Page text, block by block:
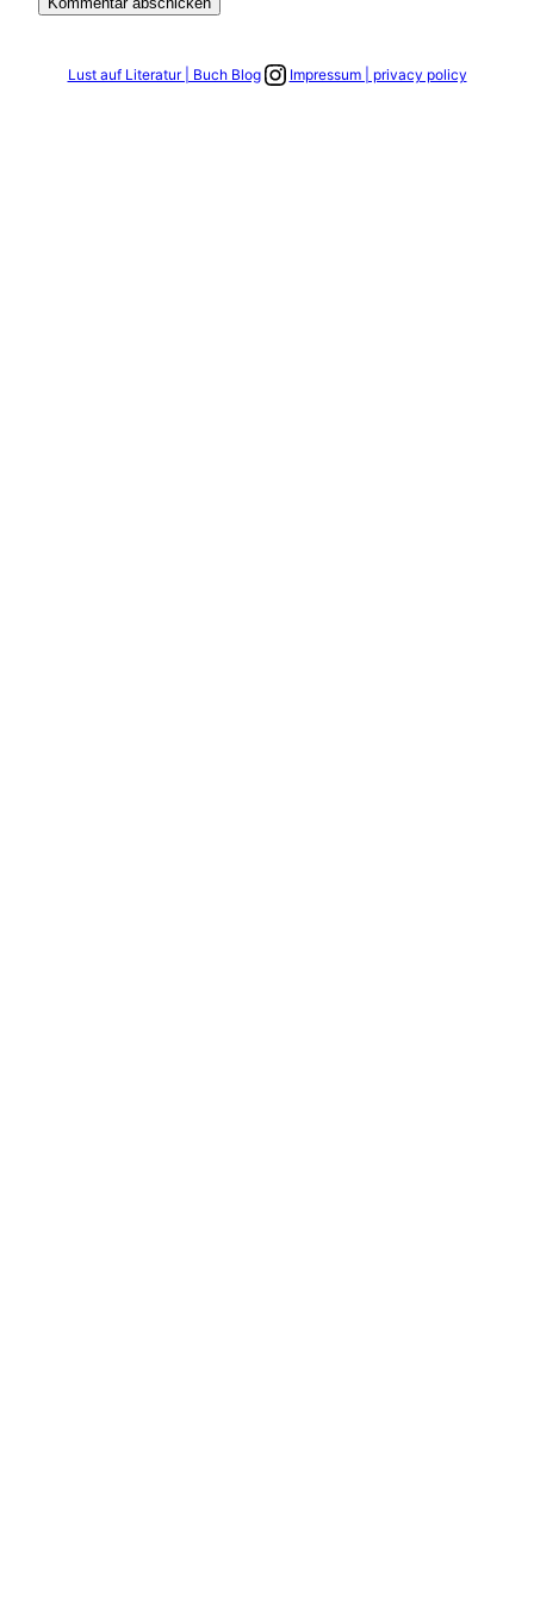
Lust auf Literatur | Buch BlogLink zum Instagram Account
Impressum | privacy policy